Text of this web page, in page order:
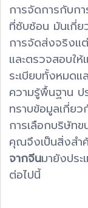
การจัดการกับกา
ที่ซับซ้อน มันเกี่ย
การจัดส่งจริงแ
และตรวจสอบใ
ระเบียบทั้งหมดแ
ความรู้พื้นฐาน ป
ทราบข้อมูลเกี่ย
การเลือกบริษัท
คุณจึงเป็นสิ่งส
จากจีนมายังปร
ต่อไปนี้